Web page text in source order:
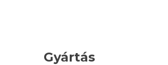
Gyártás